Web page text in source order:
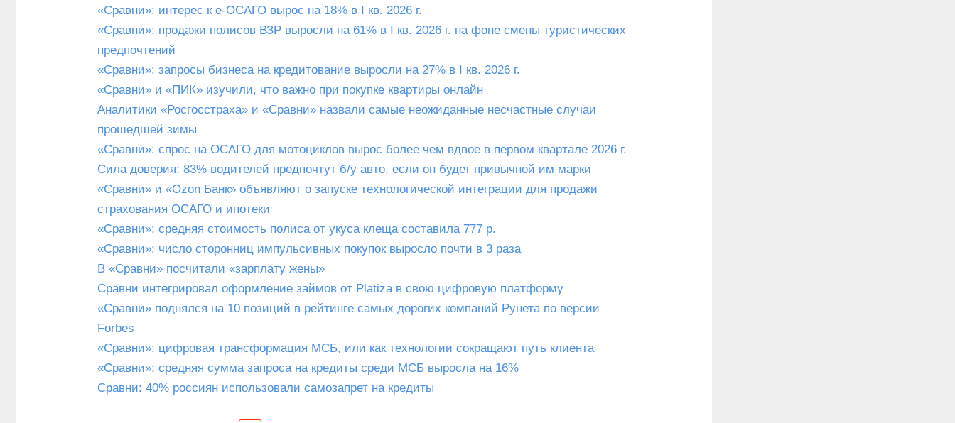
«Сравни»: интерес к е-ОСАГО вырос на 18% в I кв. 2026 г.
«Сравни»: продажи полисов ВЗР выросли на 61% в I кв. 2026 г. на фоне смены туристических
предпочтений
«Сравни»: запросы бизнеса на кредитование выросли на 27% в I кв. 2026 г.
«Сравни» и «ПИК» изучили, что важно при покупке квартиры онлайн
Аналитики «Росгосстраха» и «Сравни» назвали самые неожиданные несчастные случаи
прошедшей зимы
«Сравни»: спрос на ОСАГО для мотоциклов вырос более чем вдвое в первом квартале 2026 г.
Сила доверия: 83% водителей предпочтут б/у авто, если он будет привычной им марки
«Сравни» и «Ozon Банк» объявляют о запуске технологической интеграции для продажи
страхования ОСАГО и ипотеки
«Сравни»: средняя стоимость полиса от укуса клеща составила 777 р.
«Сравни»: число сторонниц импульсивных покупок выросло почти в 3 раза
В «Сравни» посчитали «зарплату жены»
Сравни интегрировал оформление займов от Platiza в свою цифровую платформу
«Сравни» поднялся на 10 позиций в рейтинге самых дорогих компаний Рунета по версии
Forbes
«Сравни»: цифровая трансформация МСБ, или как технологии сокращают путь клиента
«Сравни»: средняя сумма запроса на кредиты среди МСБ выросла на 16%
Сравни: 40% россиян использовали самозапрет на кредиты